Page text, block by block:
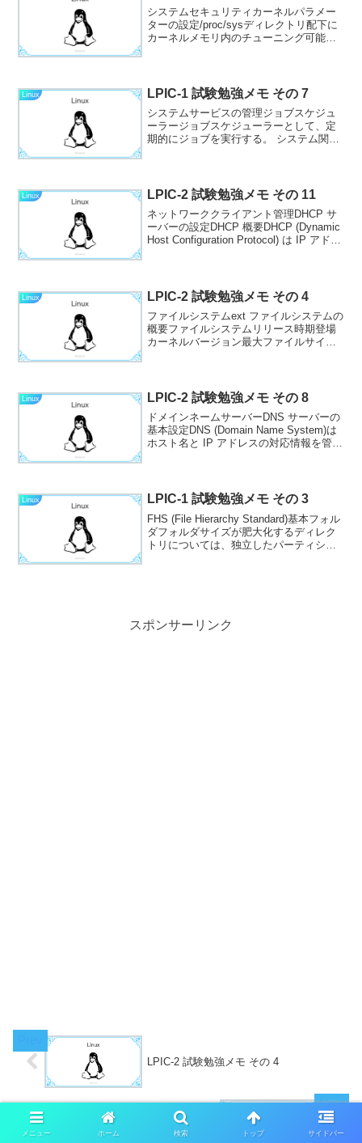
システムセキュリティカーネルパラメー
ターの設定/proc/sysディレクトリ配下に
カーネルメモリ内のチューニング可能な
Linux LPIC-1 試験勉強メモ その 7
システムサービスの管理ジョブスケジュ
ーラージョブスケジューラーとして、定
期的にジョブを実行する。 システム関連
Linux LPIC-2 試験勉強メモ その 11
ネットワーククライアント管理DHCP サ
ーバーの設定DHCP 概要DHCP (Dynamic
Host Configuration Protocol) は IP アドレ
Linux LPIC-2 試験勉強メモ その 4
ファイルシステムext ファイルシステムの
概要ファイルシステムリリース時期登場
カーネルバージョン最大ファイルサイズ
Linux LPIC-2 試験勉強メモ その 8
ドメインネームサーバーDNS サーバーの
基本設定DNS (Domain Name System)は
ホスト名と IP アドレスの対応情報を管理
Linux LPIC-1 試験勉強メモ その 3
FHS (File Hierarchy Standard)基本フォル
ダフォルダサイズが肥大化するディレク
トリについては、独立したパーティショ
スポンサーリンク
LPIC-2 試験勉強メモ その 4
LPIC-2 試験勉強メモ その 6
メニュー ホーム 検索 トップ サイドバー